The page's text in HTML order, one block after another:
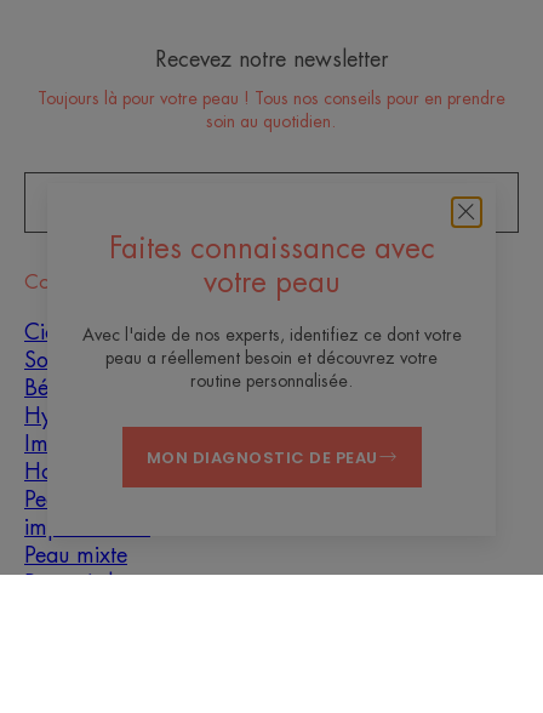
Faites connaissance avec
votre peau
Avec l'aide de nos experts, identifiez ce dont votre
peau a réellement besoin et découvrez votre
routine personnalisée.
MON DIAGNOSTIC DE PEAU
Recevez notre newsletter
Toujours là pour votre peau ! Tous nos conseils pour en prendre
soin au quotidien.
Conseils
Cicatrisation
Solaires
Bébé
Hyperkératose
Imperfections du teint
Homme
Peaux grasses à
imperfections
Peau mixte